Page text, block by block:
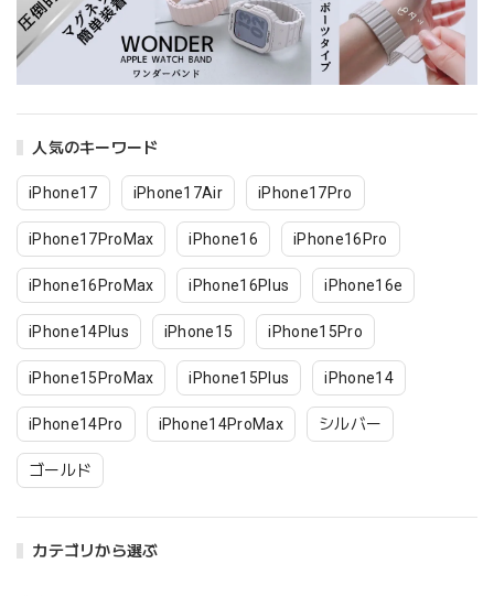
人気のキーワード
iPhone17 iPhone17Air iPhone17Pro
iPhone17ProMax iPhone16 iPhone16Pro
iPhone16ProMax iPhone16Plus iPhone16e
iPhone14Plus iPhone15 iPhone15Pro
iPhone15ProMax iPhone15Plus iPhone14
iPhone14Pro iPhone14ProMax シルバー
ゴールド
カテゴリから選ぶ